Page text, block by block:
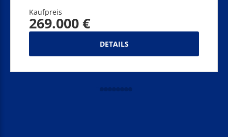
Kaufpreis
269.000 €
DETAILS